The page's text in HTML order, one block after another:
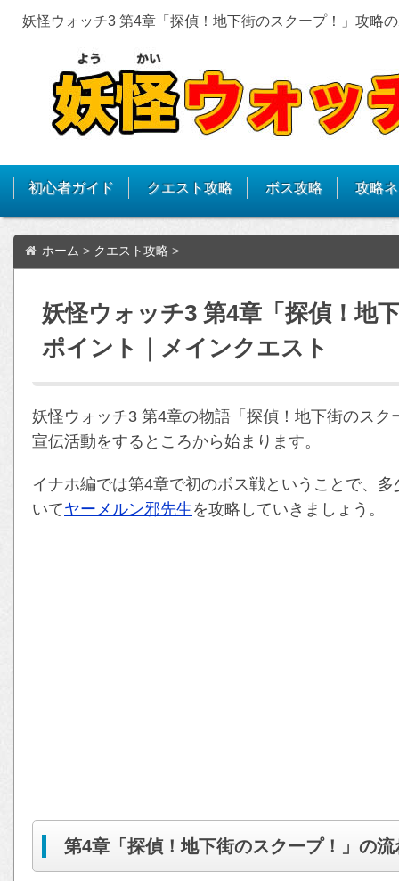
妖怪ウォッチ3 第4章「探偵！地下街のスクープ！」攻略
初心者ガイド クエスト攻略 ボス攻略 攻略
ホーム > クエスト攻略 >
妖怪ウォッチ3 第4章「探偵！地
ポイント｜メインクエスト
妖怪ウォッチ3 第4章の物語「探偵！地下街のス
宣伝活動をするところから始まります。
イナホ編では第4章で初のボス戦ということで、
いてヤーメルン邪先生 を攻略していきましょう。
第4章「探偵！地下街のスクープ！」の流